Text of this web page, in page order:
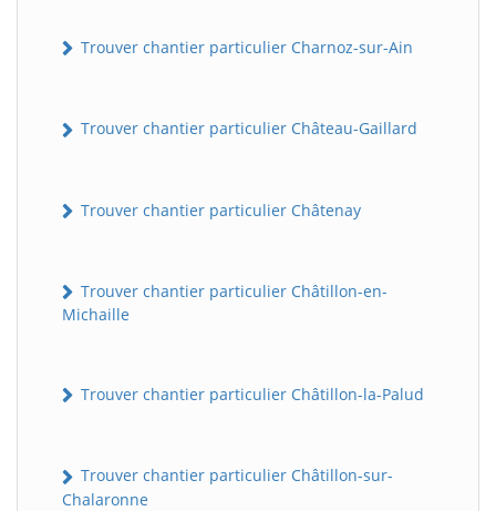
Trouver chantier particulier Charnoz-sur-Ain
Trouver chantier particulier Château-Gaillard
Trouver chantier particulier Châtenay
Trouver chantier particulier Châtillon-en-
Michaille
Trouver chantier particulier Châtillon-la-Palud
Trouver chantier particulier Châtillon-sur-
Chalaronne